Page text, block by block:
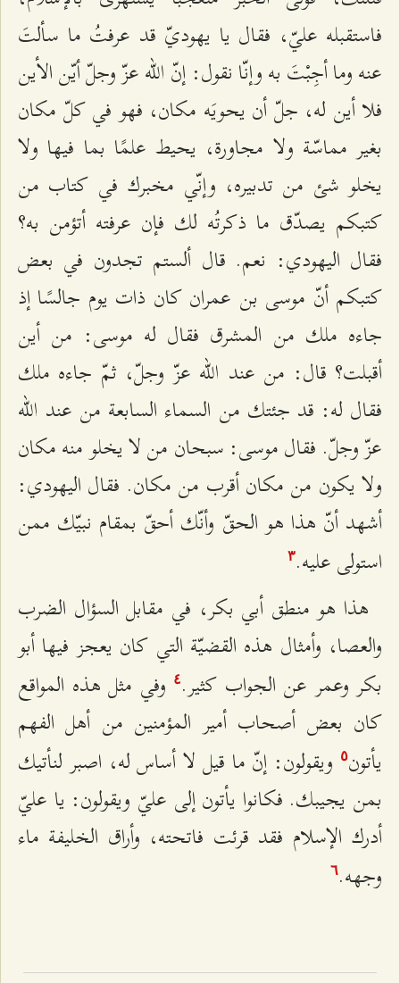
فاستقبله عليّ، فقال يا يهوديّ قد عرفتُ ما سألتَ
عنه وما أجِبْتَ به وإنّا نقول: إنّ الله عزّ وجلّ أيّن الأين
فلا أين له، جلّ أن يحويَه مكان، فهو في كلّ مكان
بغير مماسّة ولا مجاورة، يحيط علمًا بما فيها ولا
يخلو شئ من تدبيره، وإنّي مخبرك في كتاب من
كتبكم يصدّق ما ذكرتُه لك فإن عرفته أتؤمن به؟
فقال اليهودي: نعم. قال ألستم تجدون في بعض
كتبكم أنّ موسى بن عمران كان ذات يوم جالسًا إذ
جاءه ملك من المشرق فقال له موسى: من أين
أقبلت؟ قال: من عند الله عزّ وجلّ، ثمّ جاءه ملك
فقال له: قد جئتك من السماء السابعة من عند الله
عزّ وجلّ. فقال موسى: سبحان من لا يخلو منه مكان
ولا يكون من مكان أقرب من مكان. فقال اليهودي:
أشهد أنّ هذا هو الحقّ وأنّك أحقّ بمقام نبيّك ممن
استولى عليه.٣
هذا هو منطق أبي بكر، في مقابل السؤال الضرب
والعصا، وأمثال هذه القضيّة التي كان يعجز فيها أبو
بكر وعمر عن الجواب كثير.٤
وفي مثل هذه المواقع
كان بعض أصحاب أمير المؤمنين من أهل الفهم
يأتون٥
ويقولون: إنّ ما قيل لا أساس له، اصبر لنأتيك
بمن يجيبك. فكانوا يأتون إلى عليّ ويقولون: يا عليّ
أدرك الإسلام فقد قرئت فاتحته، وأراق الخليفة ماء
وجهه.٦